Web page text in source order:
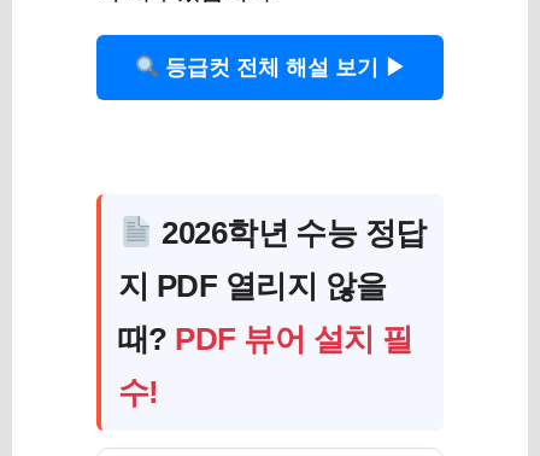
등급컷 전체 해설 보기 ▶
2026학년 수능 정답
지 PDF 열리지 않을
때? PDF 뷰어 설치 필
수!